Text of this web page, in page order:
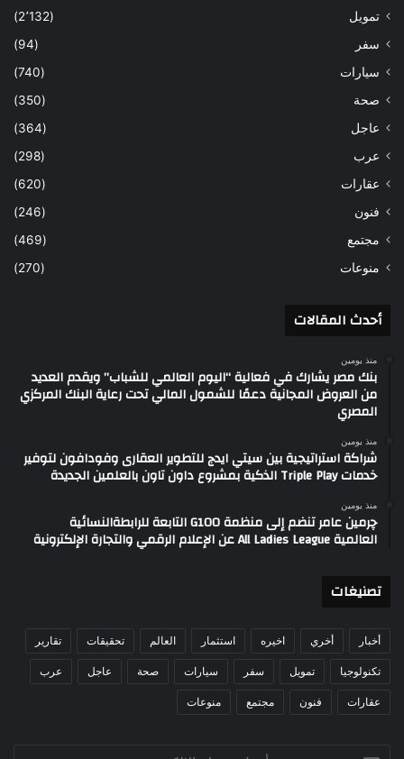
تمويل
(2٬132)
سفر
(94)
سيارات
(740)
صحة
(350)
عاجل
(364)
عرب
(298)
عقارات
(620)
فنون
(246)
مجتمع
(469)
منوعات
(270)
أحدث المقالات
منذ يومين
بنك مصر يشارك في فعالية “اليوم العالمي للشباب” ويقدم العديد
من العروض المجانية دعمًا للشمول المالي تحت رعاية البنك المركزي
المصري
منذ يومين
شراكة استراتيجية بين سيتي ايدج للتطوير العقارى وفودافون لتوفير
خدمات Triple Play الذكية بمشروع داون تاون بالعلمين الجديدة
منذ يومين
چرمين عامر تنضم إلى منظمة G100 التابعة للرابطةالنسائية
العالمية All Ladies League عن الإعلام الرقمي والتجارة الإلكترونية
تصنيغات
أخبار أخري اخيره استثمار العالم تحقيقات تقارير
تكنولوجيا تمويل سفر سيارات صحة عاجل عرب
عقارات فنون مجتمع منوعات